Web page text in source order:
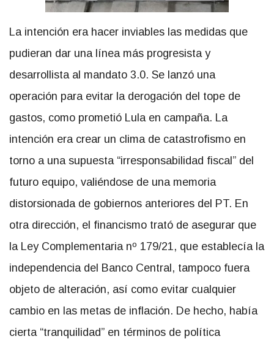
La intención era hacer inviables las medidas que
pudieran dar una línea más progresista y
desarrollista al mandato 3.0. Se lanzó una
operación para evitar la derogación del tope de
gastos, como prometió Lula en campaña. La
intención era crear un clima de catastrofismo en
torno a una supuesta “irresponsabilidad fiscal” del
futuro equipo, valiéndose de una memoria
distorsionada de gobiernos anteriores del PT. En
otra dirección, el financismo trató de asegurar que
la Ley Complementaria nº 179/21, que establecía la
independencia del Banco Central, tampoco fuera
objeto de alteración, así como evitar cualquier
cambio en las metas de inflación. De hecho, había
cierta “tranquilidad” en términos de política